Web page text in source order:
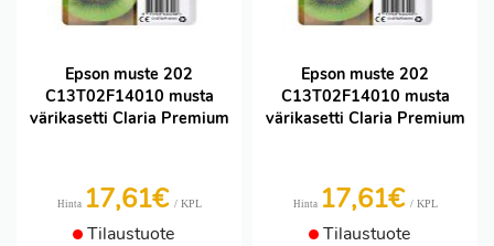
Epson muste 202
C13T02F14010 musta
värikasetti Claria Premium
Hinta 17,61€ / KPL
Tilaustuote
Epson muste 202
C13T02F14010 musta
värikasetti Claria Premium
Hinta 17,61€ / KPL
Tilaustuote